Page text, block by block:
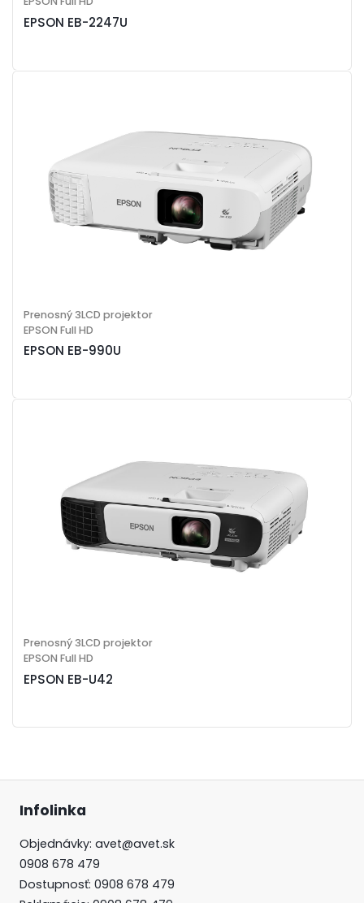
EPSON EB-2247U
EPSON EB-990U
Prenosný 3LCD projektor
EPSON Full HD
EPSON EB-U42
Prenosný 3LCD projektor
EPSON Full HD
Infolinka
Objednávky: avet@avet.sk
0908 678 479
Dostupnosť: 0908 678 479